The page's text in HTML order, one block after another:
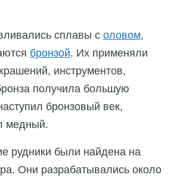
сплавы с оловом,
бронзой. Их применяли
инструментов,
получила большую
бронзовый век,
медный.
рудники были найдена на
Они разрабатывались около